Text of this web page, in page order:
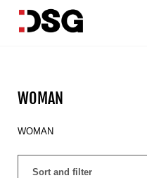
WOMAN
WOMAN
Sort and filter